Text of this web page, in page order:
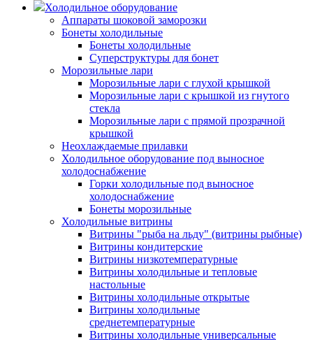
Холодильное оборудование
Аппараты шоковой заморозки
Бонеты холодильные
Бонеты холодильные
Суперструктуры для бонет
Морозильные лари
Морозильные лари с глухой крышкой
Морозильные лари с крышкой из гнутого
стекла
Морозильные лари с прямой прозрачной
крышкой
Неохлаждаемые прилавки
Холодильное оборудование под выносное
холодоснабжение
Горки холодильные под выносное
холодоснабжение
Бонеты морозильные
Холодильные витрины
Витрины "рыба на льду" (витрины рыбные)
Витрины кондитерские
Витрины низкотемпературные
Витрины холодильные и тепловые
настольные
Витрины холодильные открытые
Витрины холодильные
среднетемпературные
Витрины холодильные универсальные